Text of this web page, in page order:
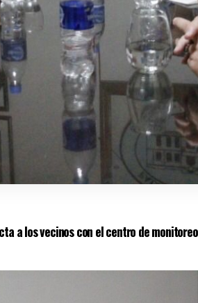
a los vecinos con el centro de monitoreo